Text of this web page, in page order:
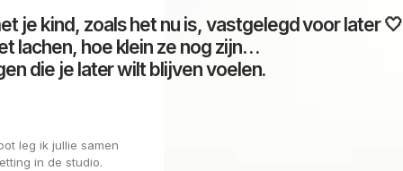
je kind, zoals het nu is, vastgelegd voor later 🤍
lachen, hoe klein ze nog zijn…
die je later wilt blijven voelen.
leg ik jullie samen
in de studio.